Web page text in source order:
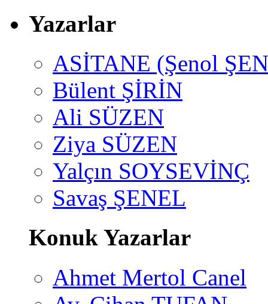
Yazarlar
ASİTANE (Şenol
Bülent ŞİRİN
Ali SÜZEN
Ziya SÜZEN
Yalçın SOYSEVİNÇ
Savaş ŞENEL
Konuk Yazarlar
Ahmet Mertol Canel